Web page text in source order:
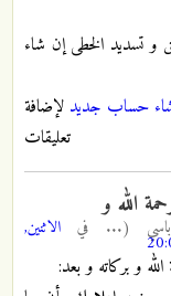
و تسديد الخطى إن شاء
حساب جديد لإضافة
تعليقات
الله و
(... في الاثنين,
و بركاته و بعد: